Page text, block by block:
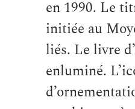
en 1990. Le
initiée au
liés. Le livre
enluminé.